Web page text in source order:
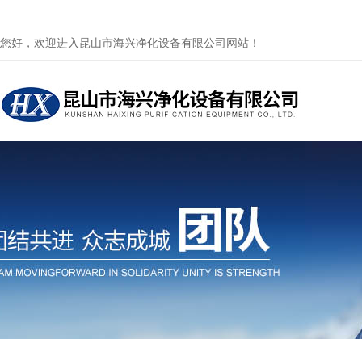
您好，欢迎进入昆山市海兴净化设备有限公司网站！